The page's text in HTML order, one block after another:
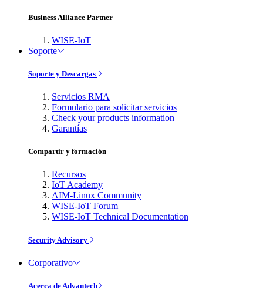
Business Alliance Partner
WISE-IoT
Soporte
Soporte y Descargas
Servicios RMA
Formulario para solicitar servicios
Check your products information
Garantías
Compartir y formación
Recursos
IoT Academy
AIM-Linux Community
WISE-IoT Forum
WISE-IoT Technical Documentation
Security Advisory
Corporativo
Acerca de Advantech